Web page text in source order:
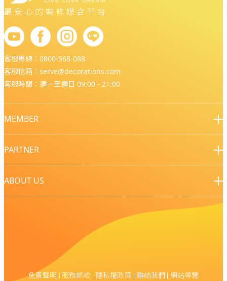
最安心的裝修媒合平台
客服專線： 0800-568-088
客服信箱： serve@decorations.com
客服時間：週ㄧ至週日 09:00 - 21:00
MEMBER
PARTNER
ABOUT US
免責聲明 服務條款 隱私權政策 聯絡我們 網站導覽